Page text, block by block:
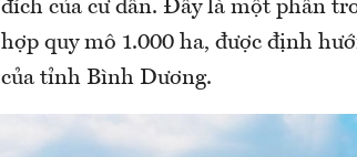
đích của cư dân. Đây là một phần
hợp quy mô 1.000 ha, được định
của tỉnh Bình Dương.